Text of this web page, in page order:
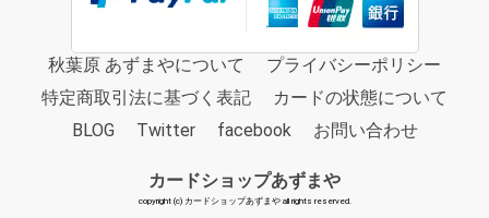
秋葉原 あずまやについて
プライバシーポリシー
特定商取引法に基づく表記
カードの状態について
BLOG
Twitter facebook お問い合わせ
カードショップあずまや
copyright (c) カードショップあずまや all rights reserved.